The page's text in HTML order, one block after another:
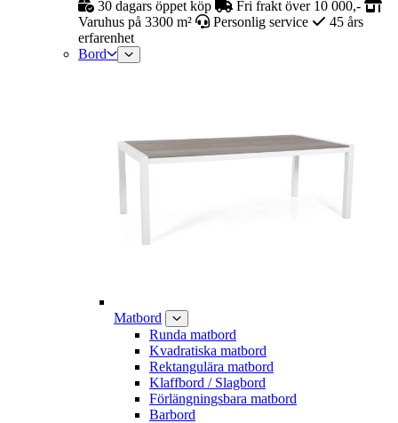
30 dagars öppet köp
Fri frakt över 10 000,-
Varuhus på 3300 m²
Personlig service
45 års
erfarenhet
Bord
Matbord
Runda matbord
Kvadratiska matbord
Rektangulära matbord
Klaffbord / Slagbord
Förlängningsbara matbord
Barbord